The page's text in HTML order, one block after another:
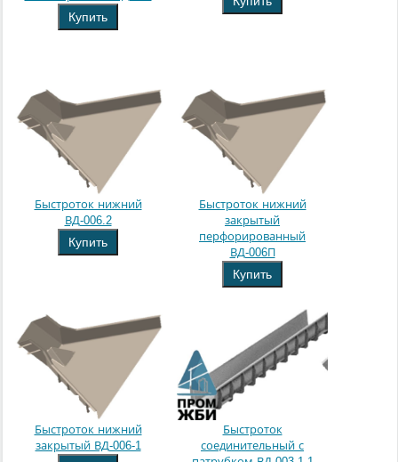
Купить
Быстроток нижний
ВД-006.2
Купить
Быстроток нижний
закрытый
перфорированный
ВД-006П
Купить
Быстроток нижний
закрытый ВД-006-1
Быстроток
соединительный с